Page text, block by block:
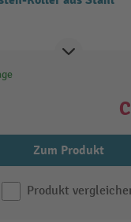
Zum Produkt
Produkt